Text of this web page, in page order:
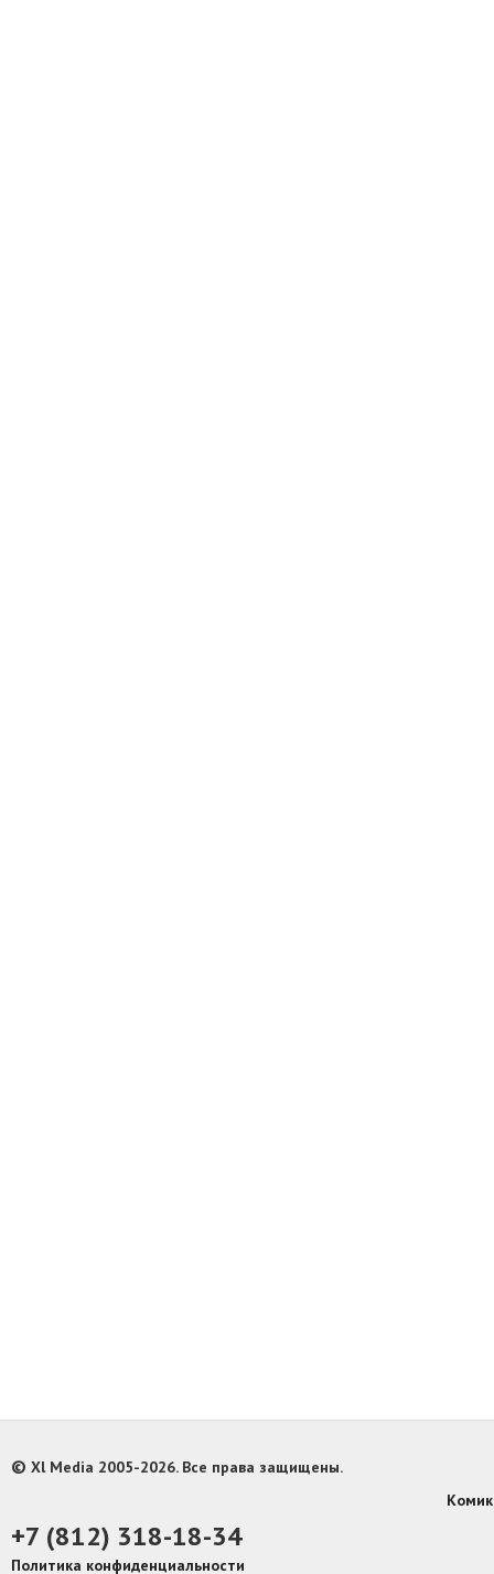
© Xl Media 2005-2026. Все права защищены.
+7 (812) 318-18-34
Политика конфиденциальности